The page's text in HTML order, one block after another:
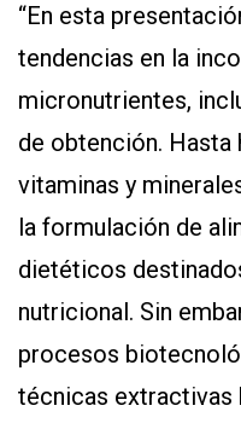
“En esta
tendencias en la
micronutrientes,
de obtención. Hasta
vitaminas y
la formulación de
dietéticos
nutricional. Sin
procesos
técnicas extractivas